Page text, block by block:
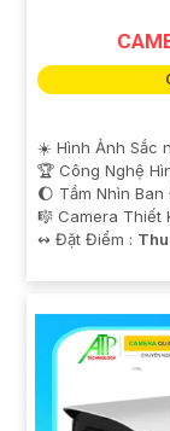
☀️ Hình Ảnh Sắc
🏆 Công Nghệ
🌔 Tầm Nhìn Ban
🎼️ Camera Thiết
️↭ Đặt Điểm :